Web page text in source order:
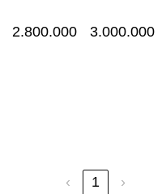
2.800.000 3.000.000
‹ 1 ›